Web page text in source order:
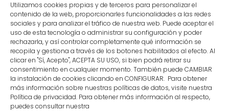
Utilizamos cookies propias y de terceros para personalizar el
contenido de la web, proporcionarles funcionalidades a las redes
sociales y para analizar el tráfico de nuestra web. Puede aceptar el
uso de esta tecnología o administrar su configuración y poder
rechazarla, y así controlar completamente qué información se
recopila y gestiona a través de los botones habilitados al efecto. Al
clicar en "Sí, Acepto", ACEPTA SU USO, si bien podrá retirar su
consentimiento en cualquier momento. También puede CAMBIAR
la instalación de cookies clicando en CONFIGURAR. Para obtener
más información sobre nuestras políticas de datos, visite nuestra
Política de privacidad. Para obtener más información al respecto,
puedes consultar nuestra
CONTACTO
MENÚ PRINCIPAL
MI CUENTA